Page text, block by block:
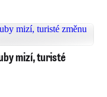
mizí, turisté